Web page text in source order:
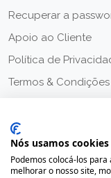
Recuperar a
Apoio ao Cliente
Política de
Termos & Condições
Nós usamos cookies
Podemos colocá-los
melhorar o nosso site,